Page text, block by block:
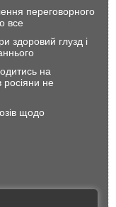
переговорного
все
здоровий глузд і
на
росіяни не
щодо